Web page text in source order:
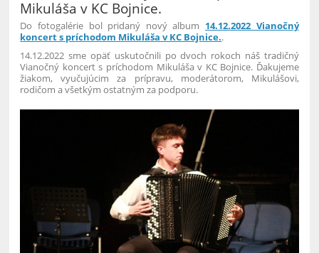
Mikuláša v KC Bojnice.
Do fotogalérie bol pridaný nový album 14.12.2022 Vianočný
koncert s príchodom Mikuláša v KC Bojnice..
14.12.2022 sme opäť uskutočnili po dvoch rokoch náš tradičný
Vianočný koncert s príchodom Mikuláša v KC Bojnice. Ďakujeme
žiakom, vyučujúcim za prípravu, moderátorom, Mikulášovi,
rodičom a všetkým ostatným za podporu.